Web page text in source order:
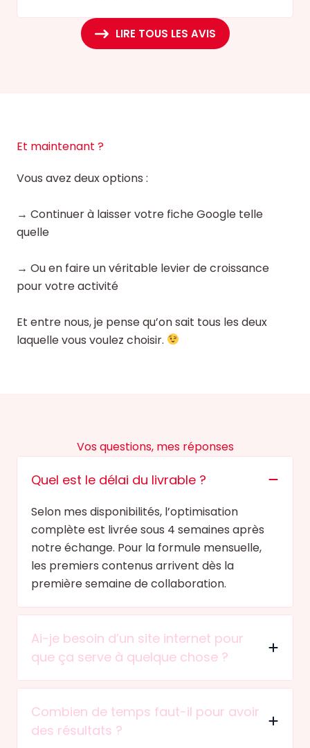
LIRE TOUS LES AVIS
Et maintenant ?
Vous avez deux options :
→ Continuer à laisser votre fiche Google telle
quelle
→ Ou en faire un véritable levier de croissance
pour votre activité
Et entre nous, je pense qu’on sait tous les deux
laquelle vous voulez choisir.
Vos questions, mes réponses
Quel est le délai du livrable ?
Selon mes disponibilités, l’optimisation
complète est livrée sous 4 semaines après
notre échange. Pour la formule mensuelle,
les premiers contenus arrivent dès la
première semaine de collaboration.
Ai-je besoin d’un site internet pour
que ça serve à quelque chose ?
Combien de temps faut-il pour avoir
des résultats ?